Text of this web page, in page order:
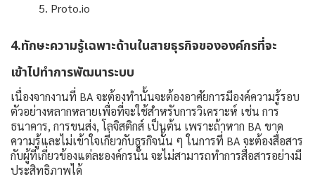
5. Proto.io
4.ทักษะความรู้เฉพาะด้านในสายธุรกิจขององค์กรที่จะ
เข้าไปทำการพัฒนาระบบ
เนื่องจากงานที่ BA จะต้องทำนั้นจะต้องอาศัยการมีองค์ความรู้รอบ
ตัวอย่างหลากหลายเพื่อที่จะใช้สำหรับการวิเคราะห์ เช่น การ
ธนาคาร, การขนส่ง, โลจิสติกส์ เป็นต้น เพราะถ้าหาก BA ขาด
ความรู้และไม่เข้าใจเกี่ยวกับธุรกิจนั้น ๆ ในการที่ BA จะต้องสื่อสาร
กับผู้ที่เกี่ยวข้องแต่ละองค์กรนั้น จะไม่สามารถทำการสื่อสารอย่างมี
ประสิทธิภาพได้